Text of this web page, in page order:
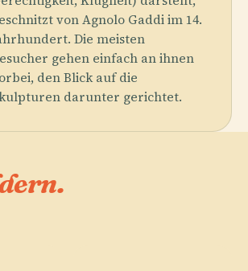
von Agnolo Gaddi im 14.
Die meisten
gehen einfach an ihnen
den Blick auf die
darunter gerichtet.